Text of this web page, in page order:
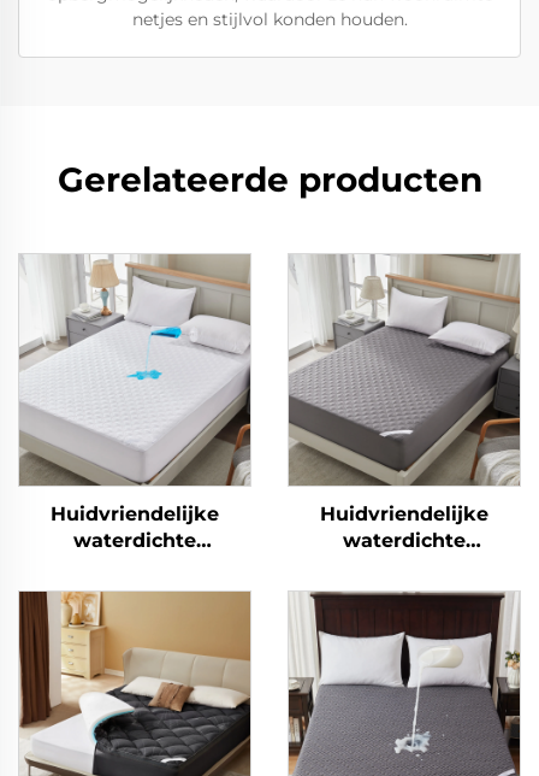
netjes en stijlvol konden houden.
Gerelateerde producten
Huidvriendelijke
waterdichte
ademende zachte vul
matras onderlegsel,
6''-18'' diepe pocket
matras hoek
bescherming wasbaar
(wit)
Huidvriendelijke
waterdichte
ademende zachte vul
matras onderlegsel,
6''-18'' diepe pocket
matras hoek
bescherming wasbaar
(grijs)